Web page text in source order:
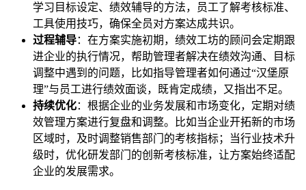
学习目标设定、绩效辅导的方法，员工了解考核标准、
工具使用技巧，确保全员对方案达成共识。
过程辅导：在方案实施初期，绩效工坊的顾问会定期跟
进企业的执行情况，帮助管理者解决在绩效沟通、目标
调整中遇到的问题，比如指导管理者如何通过“汉堡原
理”与员工进行绩效面谈，既肯定成绩，又指出不足。
持续优化：根据企业的业务发展和市场变化，定期对绩
效管理方案进行复盘和调整。比如当企业开拓新的市场
区域时，及时调整销售部门的考核指标；当行业技术升
级时，优化研发部门的创新考核标准，让方案始终适配
企业的发展需求。